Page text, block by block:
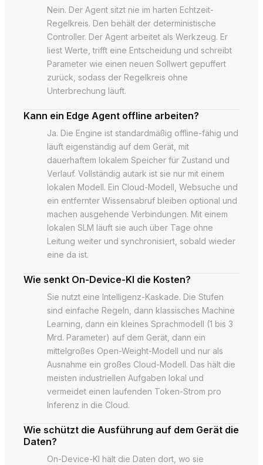
Nein. Der Agent sitzt nie im harten Echtzeit-
Regelkreis. Den behält der deterministische
Controller. Der Agent arbeitet als Werkzeug. Er
liest Werte, trifft eine Entscheidung und schreibt
Parameter wie einen neuen Sollwert gepuffert
zurück, sodass der Regelkreis ohne
Unterbrechung läuft.
Kann ein Edge Agent offline arbeiten?
Ja. Die Engine ist standardmäßig offline-fähig und
läuft eigenständig auf dem Gerät, mit
dauerhaftem lokalem Speicher für Zustand und
Verlauf. Vollständig autark ist sie nur mit einem
lokalen Modell. Ein Cloud-Modell, Websuche und
ein entfernter Wissensabruf bleiben optional und
machen ausgehende Verbindungen. Mit einem
lokalen SLM läuft sie auch über Tage ohne
Leitung weiter und synchronisiert, sobald wieder
eine da ist.
Wie senkt On-Device-KI die Kosten?
Sie nutzt eine Intelligenz-Kaskade. Die Stufen
sind einfache Regeln, dann klassisches Machine
Learning, dann ein kleines Sprachmodell (1 bis 3
Mrd. Parameter) auf dem Gerät, dann ein
mittelgroßes Open-Weight-Modell und nur als
Ausnahme ein großes Cloud-Modell. Das hält die
meisten industriellen Aufgaben lokal und
vermeidet einen laufenden Token-Strom pro
Inferenz in die Cloud.
Wie schützt die Ausführung auf dem Gerät die
Daten?
On-Device-KI hält die Daten dort, wo sie